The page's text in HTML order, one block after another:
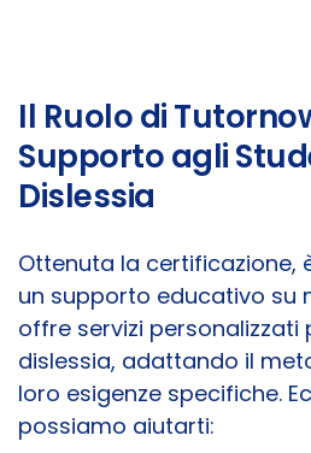
Il Ruolo di
Supporto agli
Dislessia
Ottenuta la certificazione,
un supporto educativo su
offre servizi personalizzati
dislessia, adattando il
loro esigenze specifiche.
possiamo aiutarti: